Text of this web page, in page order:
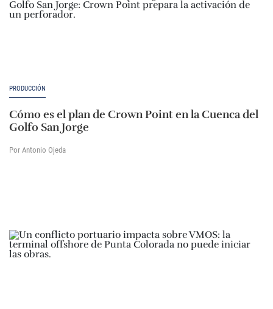
PRODUCCIÓN
Cómo es el plan de Crown Point en la Cuenca del
Golfo San Jorge
Por Antonio Ojeda